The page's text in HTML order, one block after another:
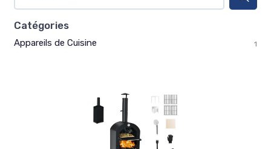
Catégories
Appareils de Cuisine 1